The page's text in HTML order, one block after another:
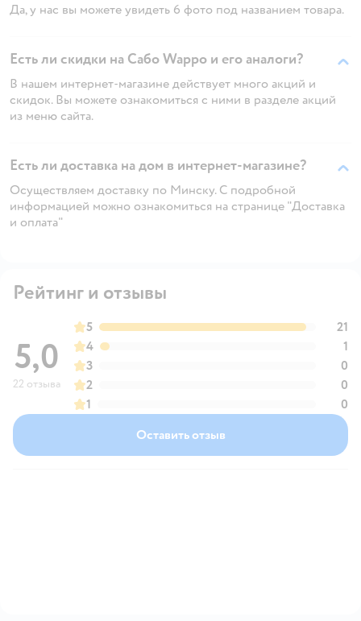
Да, у нас вы можете увидеть 6 фото под названием товара.
Есть ли скидки на Сабо Wappo и его аналоги?
В нашем интернет-магазине действует много акций и
скидок. Вы можете ознакомиться с ними в разделе акций
из меню сайта.
Есть ли доставка на дом в интернет-магазине?
Осуществляем доставку по Минску. С подробной
информацией можно ознакомиться на странице "Доставка
и оплата"
Рейтинг и отзывы
5,0
22 отзыва
5
21
4
1
3
0
2
0
1
0
Оставить отзыв